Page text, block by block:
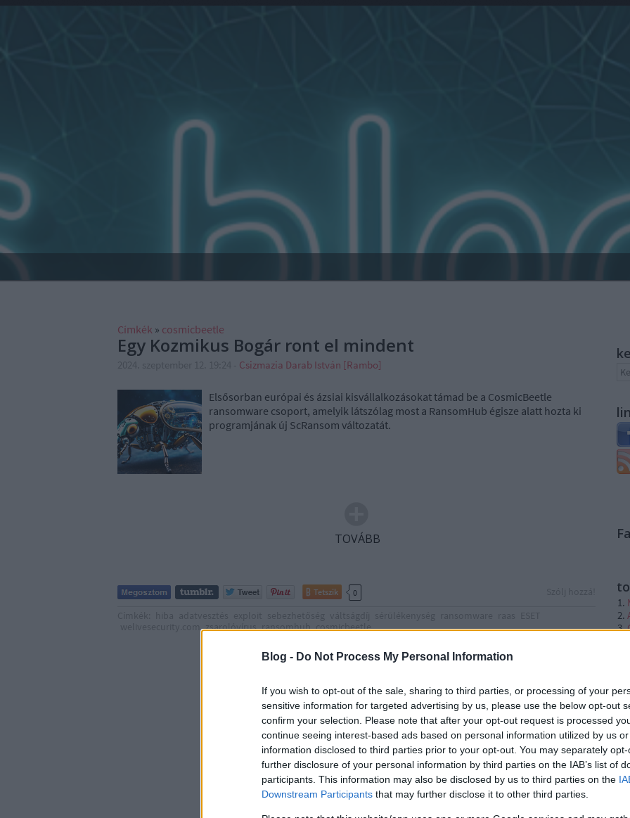
Blog - Do Not Process My Personal Information
If you wish to opt-out of the sale, sharing to third parties, or processing of your
sensitive information for targeted advertising by us, please use the below opt-out
confirm your selection. Please note that after your opt-out request is processed
continue seeing interest-based ads based on personal information utilized by us
information disclosed to third parties prior to your opt-out. You may separately
further disclosure of your personal information by third parties on the IAB’s list of
participants. This information may also be disclosed by us to third parties on the
Downstream Participants that may further disclose it to other third parties.
Címkék » cosmicbeetle
Egy Kozmikus Bogár ront el mindent
Csizmazia Darab István [Rambo]
Elsősorban európai és ázsiai kisvállalkozásokat támad be a CosmicBeetle
ransomware csoport, amelyik látszólag most a RansomHub égisze alatt hozta ki
programjának új ScRansom változatát.
TOVÁBB
Tetszik 0
zsarolóvírus ransomhub cosmicbeetle
A